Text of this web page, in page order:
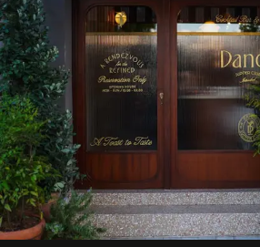
akşamlar, YAZ’ın sade lüks anlayışını
geceye taşıyarak her hafta farklı bir